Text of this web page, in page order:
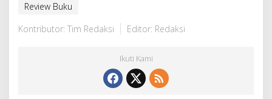
Review Buku
Kontributor: Tim Redaksi
Editor: Redaksi
Ikuti Kami